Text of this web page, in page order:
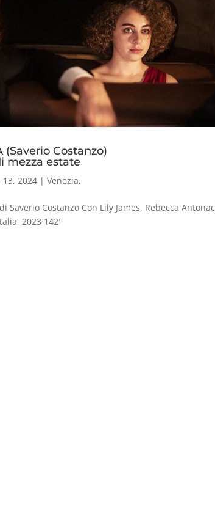
(Saverio Costanzo)
mezza estate
13, 2024 |Venezia,
di Saverio Costanzo Con Lily James, Rebecca
2023 142′